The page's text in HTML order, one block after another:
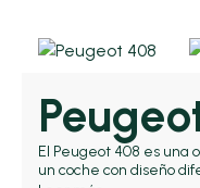
El Peugeot 408 es una
un coche con diseño